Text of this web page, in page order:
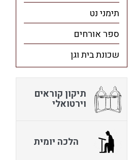
תימני נט
ספר אורחים
שכונת בית וגן
תיקון קוראים
וירטואלי
הלכה יומית